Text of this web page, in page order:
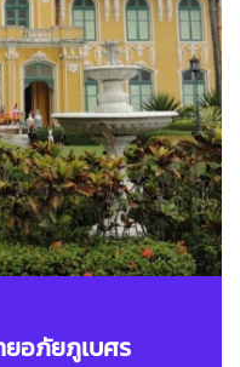
อภัยภูเบศร